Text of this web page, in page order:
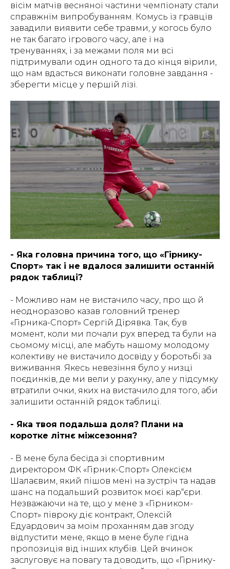
вісім матчів весняної частини чемпіонату стали
справжнім випробуванням. Комусь із гравців
завадили виявити себе травми, у когось було
не так багато ігрового часу, але і на
тренуваннях, і за межами поля ми всі
підтримували один одного та до кінця вірили,
що нам вдасться виконати головне завдання -
зберегти місце у першій лізі.
- Яка головна причина того, що «Гірнику-
Спорт» так і не вдалося залишити останній
рядок таблиці?
- Можливо нам не вистачило часу, про що й
неодноразово казав головний тренер
«Гірника-Спорт» Сергій Дірявка. Так, був
момент, коли ми почали рух вперед та були на
сьомому місці, але мабуть нашому молодому
колективу не вистачило досвіду у боротьбі за
виживання. Якесь невезіння було у низці
поєдинків, де ми вели у рахунку, але у підсумку
втратили очки, яких на вистачило для того, аби
залишити останній рядок таблиці.
- Яка твоя подальша доля? Плани на
коротке літнє міжсезоння?
- В мене була бесіда зі спортивним
директором ФК «Гірник-Спорт» Олексієм
Шалаєвим, який пішов мені на зустріч та надав
шанс на подальший розвиток моєї кар“єри.
Незважаючи на те, що у мене з «Гірником-
Спорт» півроку діє контракт, Олексій
Едуардович за моїм проханням дав згоду
відпустити мене, якщо в мене буле гідна
пропозиція від інших клубів. Цей вчинок
заслуговує на повагу та доводить, що «Гірнику-